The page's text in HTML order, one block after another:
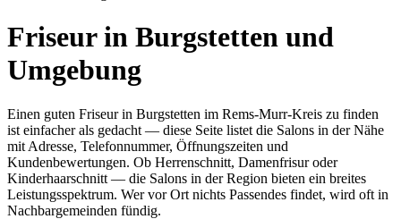
Friseur in Burgstetten und
Umgebung
Einen guten Friseur in Burgstetten im Rems-Murr-Kreis zu finden
ist einfacher als gedacht — diese Seite listet die Salons in der Nähe
mit Adresse, Telefonnummer, Öffnungszeiten und
Kundenbewertungen. Ob Herrenschnitt, Damenfrisur oder
Kinderhaarschnitt — die Salons in der Region bieten ein breites
Leistungsspektrum. Wer vor Ort nichts Passendes findet, wird oft in
Nachbargemeinden fündig.